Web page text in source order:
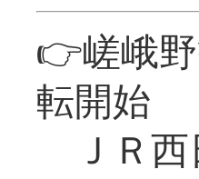
👉嵯峨
転開始
ＪＲ西